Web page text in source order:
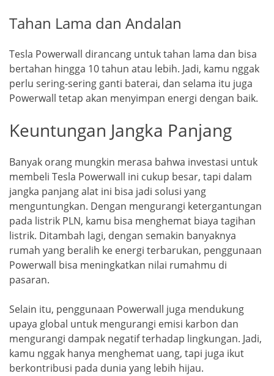
Tahan Lama dan Andalan
Tesla Powerwall dirancang untuk tahan lama dan bisa
bertahan hingga 10 tahun atau lebih. Jadi, kamu nggak
perlu sering-sering ganti baterai, dan selama itu juga
Powerwall tetap akan menyimpan energi dengan baik.
Keuntungan Jangka Panjang
Banyak orang mungkin merasa bahwa investasi untuk
membeli Tesla Powerwall ini cukup besar, tapi dalam
jangka panjang alat ini bisa jadi solusi yang
menguntungkan. Dengan mengurangi ketergantungan
pada listrik PLN, kamu bisa menghemat biaya tagihan
listrik. Ditambah lagi, dengan semakin banyaknya
rumah yang beralih ke energi terbarukan, penggunaan
Powerwall bisa meningkatkan nilai rumahmu di
pasaran.
Selain itu, penggunaan Powerwall juga mendukung
upaya global untuk mengurangi emisi karbon dan
mengurangi dampak negatif terhadap lingkungan. Jadi,
kamu nggak hanya menghemat uang, tapi juga ikut
berkontribusi pada dunia yang lebih hijau.